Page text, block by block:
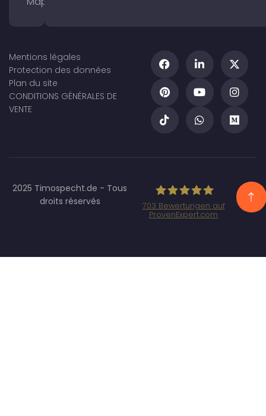
Mentions légales
Protection des données
Plan du site
CONDITIONS GÉNÉRALES DE
VENTE
2025 Timospecht.de - Tous
droits réservés
GmbH - SEO/SEA
703 Bewertungen auf
ProvenExpert.com